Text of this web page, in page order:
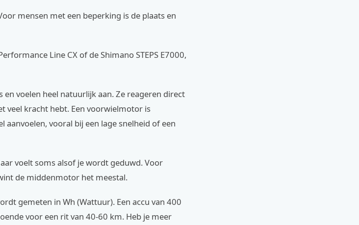
mensen met een beperking is de plaats en
Line CX of de Shimano STEPS E7000,
voelen heel natuurlijk aan. Ze reageren direct
veel kracht hebt. Een voorwielmotor is
aanvoelen, vooral bij een lage snelheid of een
voelt soms alsof je wordt geduwd. Voor
de middenmotor het meestal.
gemeten in Wh (Wattuur). Een accu van 400
voor een rit van 40-60 km. Heb je meer